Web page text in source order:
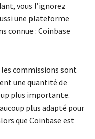
vous l’ignorez
une plateforme
connue : Coinbase
les commissions sont
une quantité de
plus importante.
plus adapté pour
que Coinbase est